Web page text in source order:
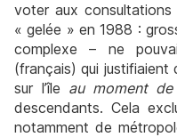
voter aux consultations
« gelée » en 1988 :
complexe – ne
(français) qui justifiaient
sur l’île au moment de
descendants. Cela
notamment de